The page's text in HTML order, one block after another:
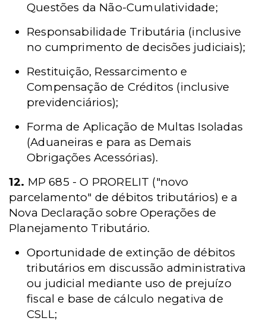
Questões da Não-Cumulatividade;
Responsabilidade Tributária (inclusive
no cumprimento de decisões judiciais);
Restituição, Ressarcimento e
Compensação de Créditos (inclusive
previdenciários);
Forma de Aplicação de Multas Isoladas
(Aduaneiras e para as Demais
Obrigações Acessórias).
12. MP 685 - O PRORELIT ("novo
parcelamento" de débitos tributários) e a
Nova Declaração sobre Operações de
Planejamento Tributário.
Oportunidade de extinção de débitos
tributários em discussão administrativa
ou judicial mediante uso de prejuízo
fiscal e base de cálculo negativa de
CSLL;